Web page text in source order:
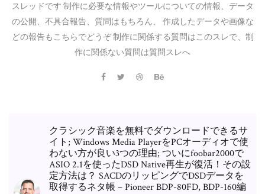
スレッドです 制作に必要な情報やツールについての情報、データ
の公開、不具合報告、質問はもちろん、 作成したデータや画像な
どの報告もこちらでどうぞ 制作に関係する質問はこのスレで、制
作に関係ない質問は質問スレへ
クラシック音楽を無料でダウンロードできるサ
イト; Windows Media PlayerをPCオーディオで使
わない方が良い3つの理由; ついにfoobar2000で
ASIO 2.1を使ったDSD Native再生が復活！その設
定方法は？ SACDのリッピングでDSDデータを
取得するネタ帳 – Pioneer BDP-80FD, BDP-160編